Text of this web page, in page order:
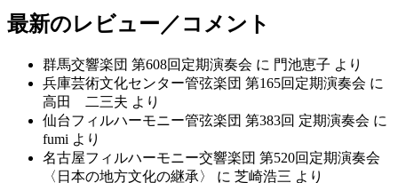
最新のレビュー／コメント
群馬交響楽団 第608回定期演奏会 に 門池恵子 より
兵庫芸術文化センター管弦楽団 第165回定期演奏会 に
高田 二三夫 より
仙台フィルハーモニー管弦楽団 第383回 定期演奏会 に
fumi より
名古屋フィルハーモニー交響楽団 第520回定期演奏会
〈日本の地方文化の継承〉
に 芝崎浩三 より